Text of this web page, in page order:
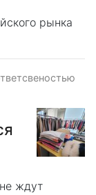
рынка
ждут